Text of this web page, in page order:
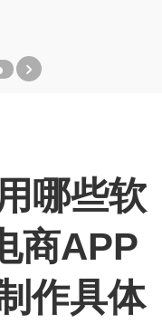
哪些软
商APP
作具体